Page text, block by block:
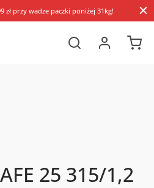
zł przy wadze paczki poniżej 31kg!
25 315/1,2